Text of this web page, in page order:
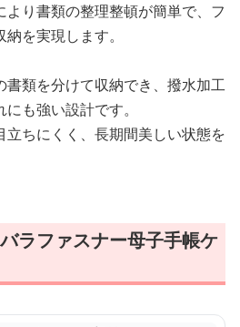
より書類の整理整頓が簡単で、フ
を実現します。
書類を分けて収納でき、撥水加工
も強い設計です。
立ちにくく、長期間美しい状態を
ラファスナー母子手帳ケ